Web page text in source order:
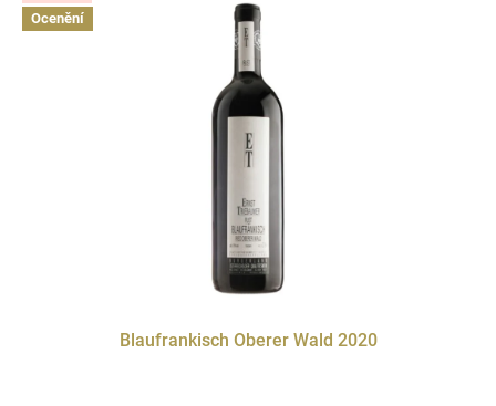
Ocenění
Blaufrankisch Oberer Wald 2020